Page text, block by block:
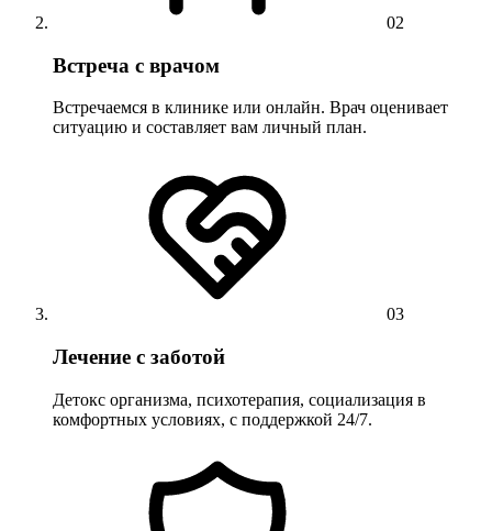
02
Встреча с врачом
Встречаемся в клинике или онлайн. Врач оценивает
ситуацию и составляет вам личный план.
03
Лечение с заботой
Детокс организма, психотерапия, социализация в
комфортных условиях, с поддержкой 24/7.